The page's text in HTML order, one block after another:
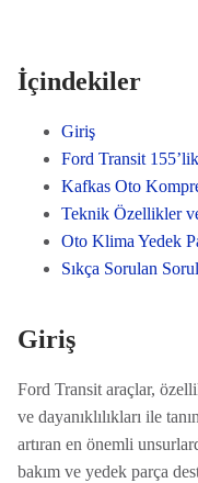
İçindekiler
Giriş
Ford Transit
Kafkas Oto
Teknik Özellikler
Oto Klima Yedek
Sıkça Sorulan
Giriş
Ford Transit araçlar,
ve dayanıklılıkları ile
artıran en önemli
bakım ve yedek parça